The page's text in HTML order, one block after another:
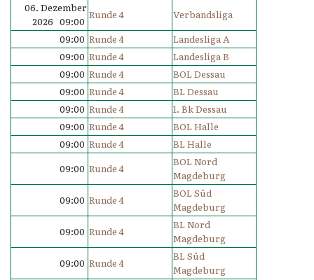
06. Dezember
2026 09:00
Runde 4
Verbandsliga
09:00 Runde 4
Landesliga A
09:00 Runde 4
Landesliga B
09:00 Runde 4
BOL Dessau
09:00 Runde 4
BL Dessau
09:00 Runde 4
1. Bk Dessau
09:00 Runde 4
BOL Halle
09:00 Runde 4
BL Halle
09:00 Runde 4
BOL Nord
Magdeburg
09:00 Runde 4
BOL Süd
Magdeburg
09:00 Runde 4
BL Nord
Magdeburg
09:00 Runde 4
BL Süd
Magdeburg